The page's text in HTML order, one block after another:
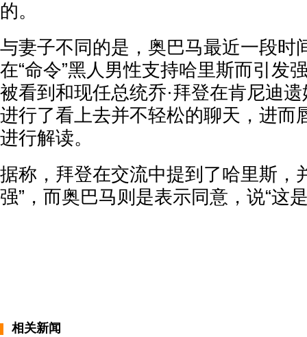
的。
与妻子不同的是，奥巴马最近一段时
在“命令”黑人男性支持哈里斯而引发
被看到和现任总统乔·拜登在肯尼迪
进行了看上去并不轻松的聊天，进而
进行解读。
据称，拜登在交流中提到了哈里斯，
强”，而奥巴马则是表示同意，说“这
相关新闻